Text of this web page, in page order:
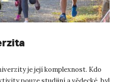
je její komplexnost. Kdo